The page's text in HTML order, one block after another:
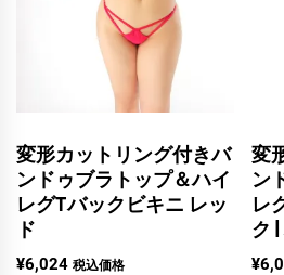
変形カットリング付きバ
ンドゥブラトップ＆ハイ
レグTバックビキニ レッ
ド
¥6,024 税込価格
変
ン
レ
ク
¥